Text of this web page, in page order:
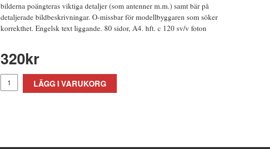
bilderna poängteras viktiga detaljer (som antenner m.m.) samt bär på
detaljerade bildbeskrivningar. O-missbar för modellbyggaren som söker
korrekthet. Engelsk text liggande. 80 sidor, A4. hft. c 120 sv/v foton
320kr
LÄGG I VARUKORG